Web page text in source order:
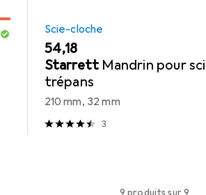
Scie-cloche
EUR
54,18
Starrett Mandrin pour
trépans
210 mm, 32 mm
3
9 produits sur 9